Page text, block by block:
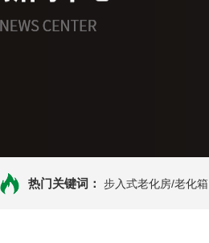
热门关键词： 步入式老化房/老化箱